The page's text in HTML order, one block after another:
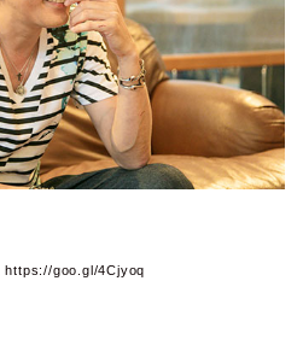
https://goo.gl/4Cjyoq